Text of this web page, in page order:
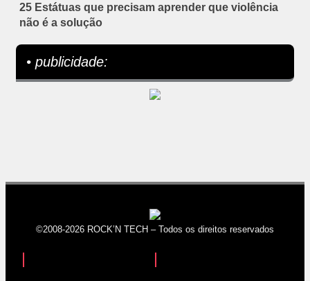
25 Estátuas que precisam aprender que violência
não é a solução
• publicidade:
©2008-2026 ROCK’N TECH – Todos os direitos reservados